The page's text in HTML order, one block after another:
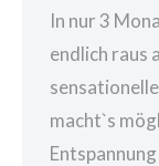
In nur 3
endlich raus
macht`s